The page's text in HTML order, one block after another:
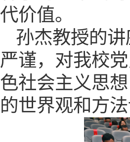
代价值。
孙杰教授的讲
严谨，对我校
色社会主义思想
的世界观和方